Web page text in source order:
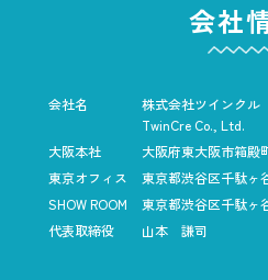
会社
会社名
株式会社ツインクル
TwinCre Co., Ltd.
大阪本社
大阪府東大阪市箱殿
東京オフィス
東京都渋谷区千駄ヶ
SHOW ROOM
東京都渋谷区千駄ヶ
代表取締役
山本 謙司